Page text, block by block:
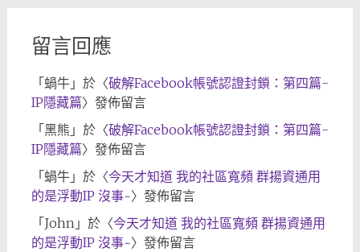
留言回應
「 蝸牛」於〈破解Facebook帳號認證封鎖：第四篇-
IP隱藏篇〉發佈留言
「 黑熊 」於〈破解Facebook帳號認證封鎖：第四篇-
IP隱藏篇〉發佈留言
「 蝸牛」於〈今天才知道 我的社區寬頻 群揚資通用
的是浮動IP 沒事~〉發佈留言
「 John」於〈今天才知道 我的社區寬頻 群揚資通用
的是浮動IP 沒事~〉發佈留言